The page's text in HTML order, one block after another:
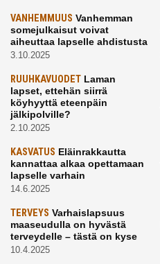
VANHEMMUUS Vanhemman
somejulkaisut voivat
aiheuttaa lapselle ahdistusta
3.10.2025
RUUHKAVUODET Laman
lapset, ettehän siirrä
köyhyyttä eteenpäin
jälkipolville?
2.10.2025
KASVATUS Eläinrakkautta
kannattaa alkaa opettamaan
lapselle varhain
14.6.2025
TERVEYS Varhaislapsuus
maaseudulla on hyvästä
terveydelle – tästä on kyse
10.4.2025